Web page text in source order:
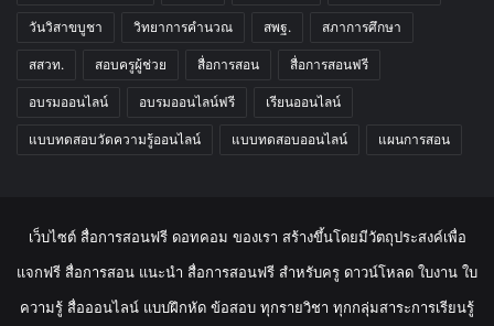
วันวิสาขบูชา วิทยาการคำนวณ สพฐ. สภาการศึกษา
สสวท. สอบครูผู้ช่วย สื่อการสอน สื่อการสอนฟรี
อบรมออนไลน์ อบรมออนไลน์ฟรี เรียนออนไลน์
แบบทดสอบวัดความรู้ออนไลน์ แบบทดสอบออนไลน์ แผนการสอน
เว็บไซต์ สื่อการสอนฟรี ดอทคอม ของเรา สร้างขึ้นโดยมีวัตถุประสงค์เพื่อ
แจกฟรี สื่อการสอน แนะนำ สื่อการสอนฟรี สำหรับครู ดาวน์โหลด ใบงาน ใบ
ความรู้ สื่อออนไลน์ แบบฝึกหัด ข้อสอบ ทุกรายวิชา ทุกกลุ่มสาระการเรียนรู้